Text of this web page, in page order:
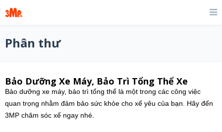
Phân thư
Bảo Dưỡng Xe Máy, Bảo Trì Tổng Thể Xe
Bảo dưỡng xe máy, bảo trì tổng thể là một trong các công việc
quan trọng nhằm đảm bảo sức khỏe cho xế yêu của bạn. Hãy đến
3MP chăm sóc xế ngay nhé.